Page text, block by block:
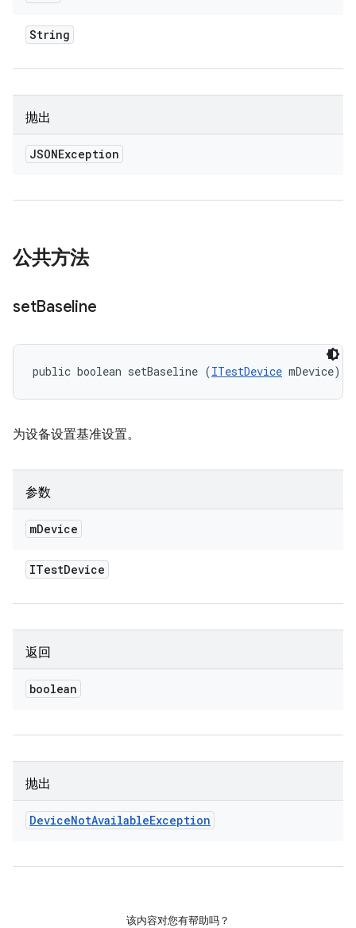
String
抛出
JSONException
公共方法
setBaseline
public boolean setBaseline (ITestDevice mDevice)
为设备设置基准设置。
参数
mDevice
ITestDevice
返回
boolean
抛出
DeviceNotAvailableException
该内容对您有帮助吗？